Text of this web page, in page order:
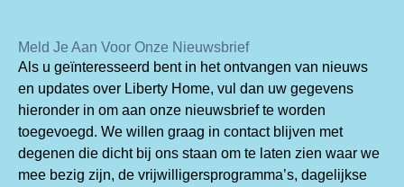
Meld Je Aan Voor Onze Nieuwsbrief
Als u geïnteresseerd bent in het ontvangen van nieuws
en updates over Liberty Home, vul dan uw gegevens
hieronder in om aan onze nieuwsbrief te worden
toegevoegd. We willen graag in contact blijven met
degenen die dicht bij ons staan om te laten zien waar we
mee bezig zijn, de vrijwilligersprogramma’s, dagelijkse